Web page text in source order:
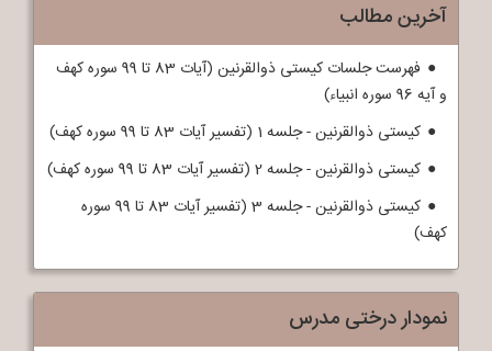
آخرین مطالب
فهرست جلسات کیستی ذوالقرنین (آیات 83 تا 99 سوره کهف
و آیه 96 سوره انبیاء)
کیستی ذوالقرنین - جلسه 1 (تفسیر آیات 83 تا 99 سوره کهف)
کیستی ذوالقرنین - جلسه 2 (تفسیر آیات 83 تا 99 سوره کهف)
کیستی ذوالقرنین - جلسه 3 (تفسیر آیات 83 تا 99 سوره
کهف)
نمودار درختی مدرس